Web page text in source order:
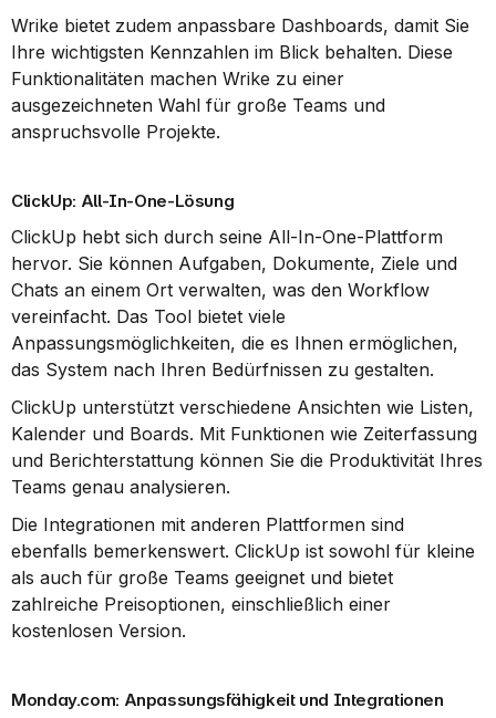
Wrike bietet zudem anpassbare Dashboards, damit Sie
Ihre wichtigsten Kennzahlen im Blick behalten. Diese
Funktionalitäten machen Wrike zu einer
ausgezeichneten Wahl für große Teams und
anspruchsvolle Projekte.
ClickUp: All-In-One-Lösung
ClickUp hebt sich durch seine All-In-One-Plattform
hervor. Sie können Aufgaben, Dokumente, Ziele und
Chats an einem Ort verwalten, was den Workflow
vereinfacht. Das Tool bietet viele
Anpassungsmöglichkeiten, die es Ihnen ermöglichen,
das System nach Ihren Bedürfnissen zu gestalten.
ClickUp unterstützt verschiedene Ansichten wie Listen,
Kalender und Boards. Mit Funktionen wie Zeiterfassung
und Berichterstattung können Sie die Produktivität Ihres
Teams genau analysieren.
Die Integrationen mit anderen Plattformen sind
ebenfalls bemerkenswert. ClickUp ist sowohl für kleine
als auch für große Teams geeignet und bietet
zahlreiche Preisoptionen, einschließlich einer
kostenlosen Version.
Monday.com: Anpassungsfähigkeit und Integrationen